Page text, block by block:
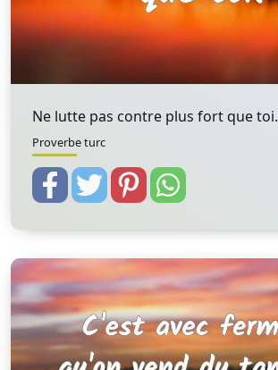
Ne lutte pas contre plus fort que toi.
Proverbe turc